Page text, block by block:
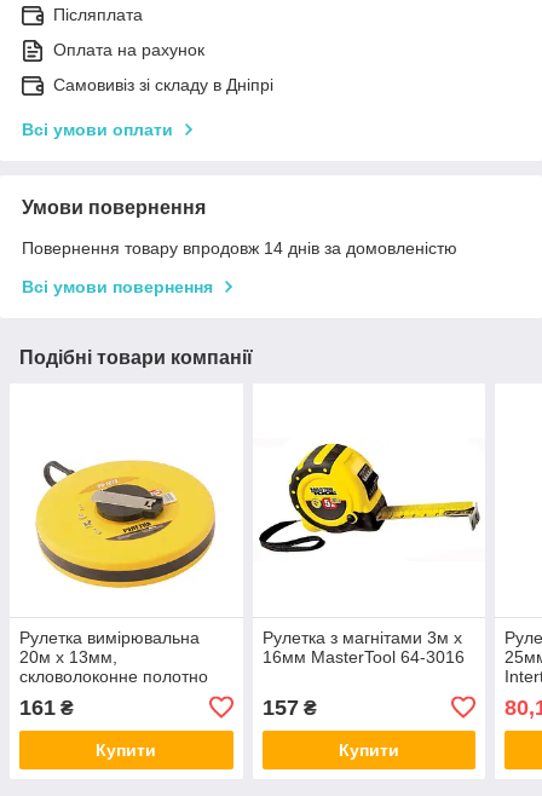
Післяплата
Оплата на рахунок
Самовивіз зі складу в Дніпрі
Всі умови оплати
Умови повернення
Повернення товару впродовж 14 днів за домовленістю
Всі умови повернення
Подібні товари компанії
Рулетка вимірювальна
20м х 13мм,
скловолоконне полотно
161 ₴
Купити
Рулетка з магнітами 3м х
16мм MasterTool 64-3016
157₴
Купити